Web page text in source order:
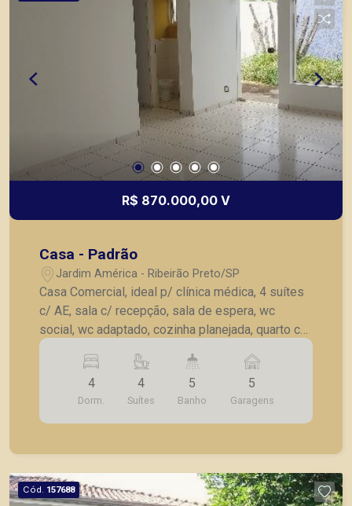
R$ 870.000,00 V
Casa - Padrão
Jardim América - Ribeirão Preto/SP
Casa Comercial, ideal p/ clínica médica, 4 suítes
c/ AE, sala c/ recepção, sala de espera, wc
social, wc adaptado, cozinha planejada, quarto c/
wc externo, churrasqueira c/ wc, quintal, 5 vagas
de estacionamento.
4
Dorm.
4
Suítes
5
Banho
5
Garagens
Cód. 157688